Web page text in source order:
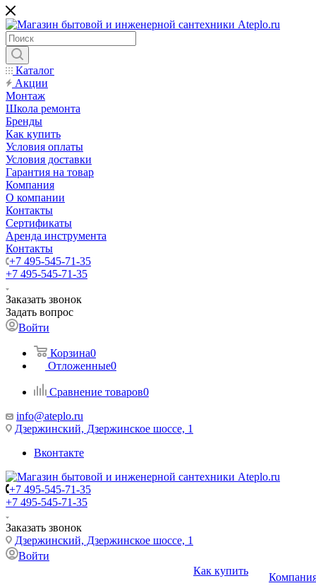
Каталог
Акции
Монтаж
Школа ремонта
Бренды
Как купить
Условия оплаты
Условия доставки
Гарантия на товар
Компания
О компании
Контакты
Сертификаты
Аренда инструмента
Контакты
+7 495-545-71-35
+7 495-545-71-35
Заказать звонок
Задать вопрос
Войти
Корзина0
Отложенные0
Сравнение товаров0
info@ateplo.ru
Дзержинский, Дзержинское шоссе, 1
Вконтакте
+7 495-545-71-35
+7 495-545-71-35
Заказать звонок
Дзержинский, Дзержинское шоссе, 1
Войти
Как купить